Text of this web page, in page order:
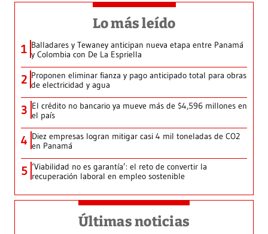
Lo más leído
1 Balladares y Tewaney anticipan nueva etapa entre Panamá
y Colombia con De La Espriella
2 Proponen eliminar fianza y pago anticipado total para obras
de electricidad y agua
3 El crédito no bancario ya mueve más de $4,596 millones en
el país
4 Diez empresas logran mitigar casi 4 mil toneladas de CO2
en Panamá
5 ‘Viabilidad no es garantía’: el reto de convertir la
recuperación laboral en empleo sostenible
Últimas noticias